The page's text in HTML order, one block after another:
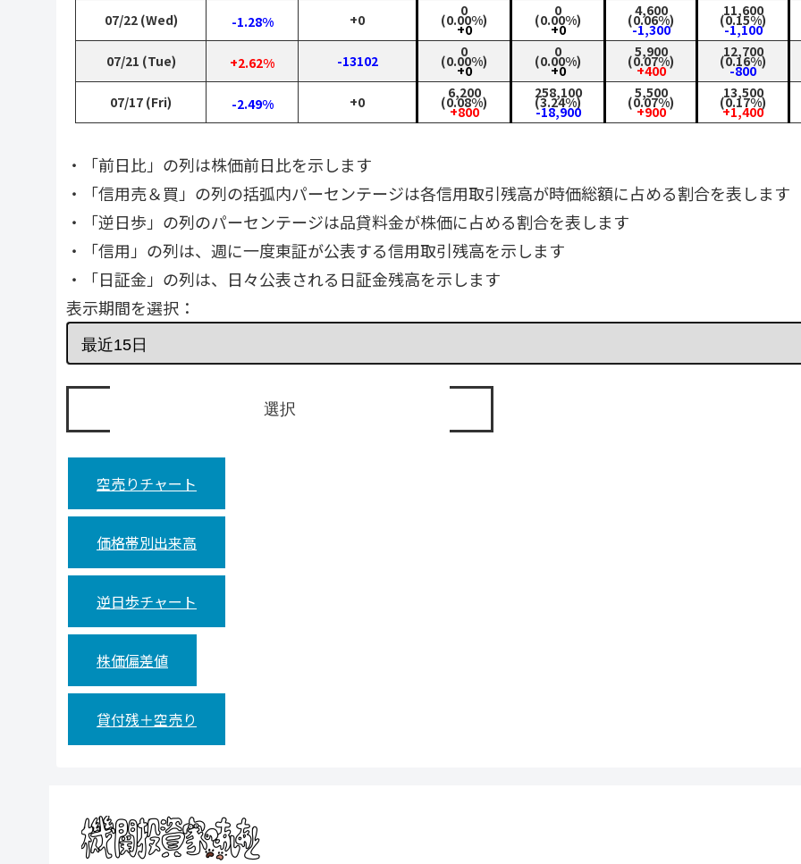
07/22 (Wed)
-1.28% +0
0
(0.00%)
+0
0
(0.00%)
+0
4,600
(0.06%)
-1,300
11,600
(0.15%)
-1,100
07/21 (Tue)
+2.62% -13102
0
(0.00%)
+0
0
(0.00%)
+0
5,900
(0.07%)
+400
12,700
(0.16%)
-800
07/17 (Fri)
-2.49% +0
6,200
(0.08%)
+800
258,100
(3.24%)
-18,900
5,500
(0.07%)
+900
13,500
(0.17%)
+1,400
・「前日比」の列は株価前日比を示します
・「信用売＆買」の列の括弧内パーセンテージは各信用取引残高が時価総額に占める割合を表します
・「逆日歩」の列のパーセンテージは品貸料金が株価に占める割合を表します
・「信用」の列は、週に一度東証が公表する信用取引残高を示します
・「日証金」の列は、日々公表される日証金残高を示します
表示期間を選択：
空売りチャート
価格帯別出来高
逆日歩チャート
株価偏差値
貸付残＋空売り